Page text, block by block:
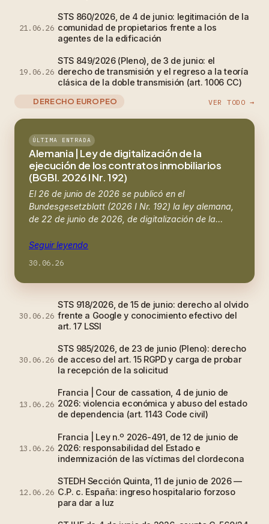
21.06.26
STS 860/2026, de 4 de junio: legitimación de la
comunidad de propietarios frente a los
agentes de la edificación
19.06.26
STS 849/2026 (Pleno), de 3 de junio: el
derecho de transmisión y el regreso a la teoría
clásica de la doble transmisión (art. 1006 CC)
DERECHO EUROPEO
VER TODO →
ÚLTIMA ENTRADA
Alemania | Ley de digitalización de la
ejecución de los contratos inmobiliarios
(BGBl. 2026 I Nr. 192)
El 26 de junio de 2026 se publicó en el
Bundesgesetzblatt (2026 I Nr. 192) la ley alemana,
de 22 de junio de 2026, de digitalización de la…
Seguir leyendo
30.06.26
30.06.26
STS 918/2026, de 15 de junio: derecho al olvido
frente a Google y conocimiento efectivo del
art. 17 LSSI
30.06.26
STS 985/2026, de 23 de junio (Pleno): derecho
de acceso del art. 15 RGPD y carga de probar
la recepción de la solicitud
13.06.26
Francia | Cour de cassation, 4 de junio de
2026: violencia económica y abuso del estado
de dependencia (art. 1143 Code civil)
13.06.26
Francia | Ley n.º 2026-491, de 12 de junio de
2026: responsabilidad del Estado e
indemnización de las víctimas del clordecona
12.06.26
STEDH Sección Quinta, 11 de junio de 2026 —
C.P. c. España: ingreso hospitalario forzoso
para dar a luz